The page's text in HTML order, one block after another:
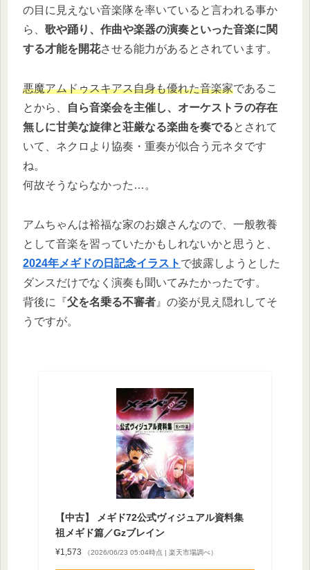
の目に見えない音楽隊を率いていると言われる事か
ら、 歌や踊り、作曲や楽器の演奏といった音楽に関
する才能を開花させる能力があるとされています。
悪魔アムドゥスキアス自身も優れた音楽家であるこ
とから、
自ら音楽会を主催し、オーケストラの存在
無しに甘美な旋律と荘厳なる楽曲を奏でるとされて
いて、ネクロより協奏・重奏が似合う元ネタです
ね。
何故そうならなかった…。
アムちゃんは裕福な家のお嬢さんなので、一般教養
として音楽を習っていたかもしれないかと思うと、
2024年メギドの日記念イラスト で披露しようとした
ダンスだけでなく演奏も聞いてみたかったです。
背後に『父を名乗る不審者 』の姿が見え隠れしてそ
うですが。
【中古】 メギド72公式ヴィジュアル資料集
祖メギド篇／Gzブレイン
¥1,573 （2026/06/23 05:04時点 | 楽天市場調べ）